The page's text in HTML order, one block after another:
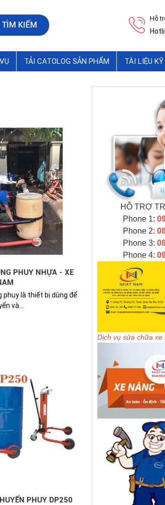
Hỗ
TẢI CATOLOG SẢN PHẨM TÀI LIỆU
PHUY NHỰA - XE
phuy là thiết bị dùng để
và...
PHUY DP250
HỖ TRỢ
Phone 1:
Phone 2:
Phone 3:
Phone 4:
Dịch vụ sửa chữa xe